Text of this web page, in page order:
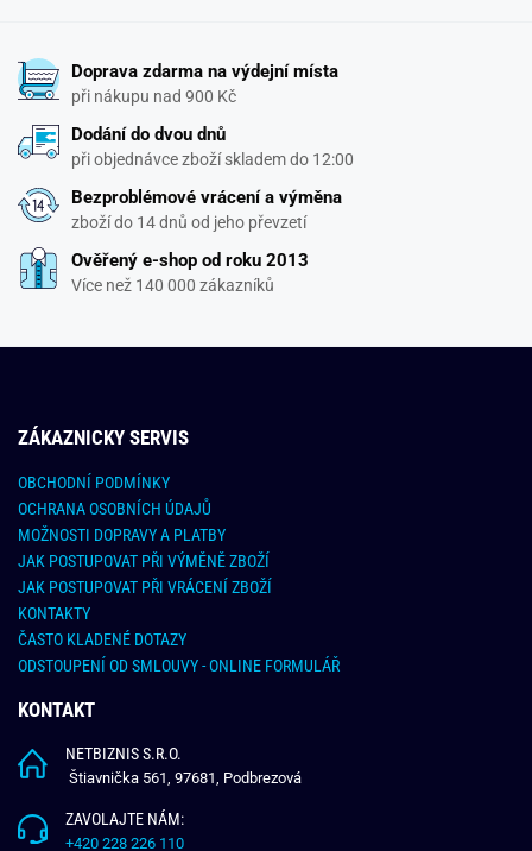
Doprava zdarma na výdejní místa
při nákupu nad 900 Kč
Dodání do dvou dnů
při objednávce zboží skladem do 12:00
Bezproblémové vrácení a výměna
zboží do 14 dnů od jeho převzetí
Ověřený e-shop od roku 2013
Více než 140 000 zákazníků
ZÁKAZNICKY SERVIS
OBCHODNÍ PODMÍNKY
OCHRANA OSOBNÍCH ÚDAJŮ
MOŽNOSTI DOPRAVY A PLATBY
JAK POSTUPOVAT PŘI VÝMĚNĚ ZBOŽÍ
JAK POSTUPOVAT PŘI VRÁCENÍ ZBOŽÍ
KONTAKTY
ČASTO KLADENÉ DOTAZY
ODSTOUPENÍ OD SMLOUVY - ONLINE FORMULÁŘ
KONTAKT
NETBIZNIS S.R.O.
Štiavnička 561, 97681, Podbrezová
ZAVOLAJTE NÁM:
+420 228 226 110